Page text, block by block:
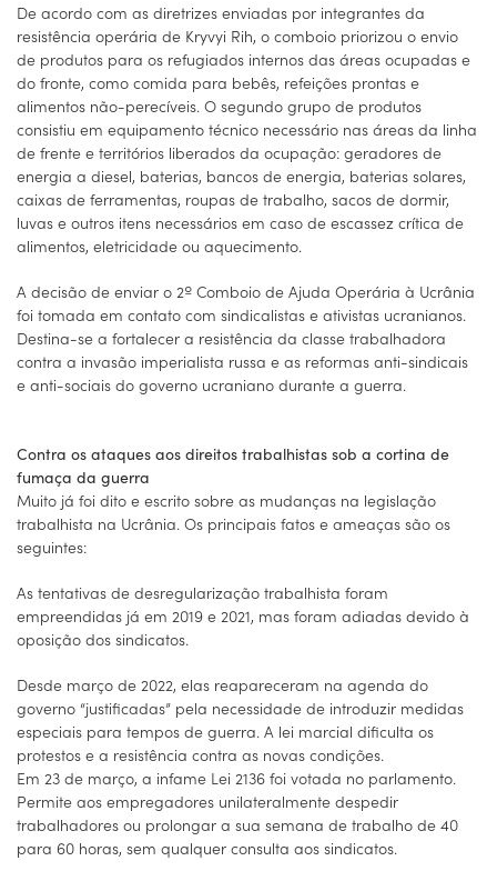
De acordo com as diretrizes enviadas por integrantes da
resistência operária de Kryvyi Rih, o comboio priorizou o envio
de produtos para os refugiados internos das áreas ocupadas e
do fronte, como comida para bebês, refeições prontas e
alimentos não-perecíveis. O segundo grupo de produtos
consistiu em equipamento técnico necessário nas áreas da linha
de frente e territórios liberados da ocupação: geradores de
energia a diesel, baterias, bancos de energia, baterias solares,
caixas de ferramentas, roupas de trabalho, sacos de dormir,
luvas e outros itens necessários em caso de escassez crítica de
alimentos, eletricidade ou aquecimento.
A decisão de enviar o 2º Comboio de Ajuda Operária à Ucrânia
foi tomada em contato com sindicalistas e ativistas ucranianos.
Destina-se a fortalecer a resistência da classe trabalhadora
contra a invasão imperialista russa e as reformas anti-sindicais
e anti-sociais do governo ucraniano durante a guerra.
Contra os ataques aos direitos trabalhistas sob a cortina de
fumaça da guerra
Muito já foi dito e escrito sobre as mudanças na legislação
trabalhista na Ucrânia. Os principais fatos e ameaças são os
seguintes:
As tentativas de desregularização trabalhista foram
empreendidas já em 2019 e 2021, mas foram adiadas devido à
oposição dos sindicatos.
Desde março de 2022, elas reapareceram na agenda do
governo “justificadas” pela necessidade de introduzir medidas
especiais para tempos de guerra. A lei marcial dificulta os
protestos e a resistência contra as novas condições.
Em 23 de março, a infame Lei 2136 foi votada no parlamento.
Permite aos empregadores unilateralmente despedir
trabalhadores ou prolongar a sua semana de trabalho de 40
para 60 horas, sem qualquer consulta aos sindicatos.